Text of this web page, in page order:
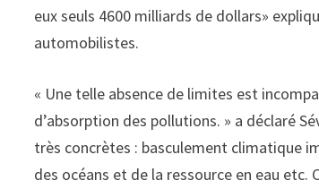
eux seuls 4600 milliards de dollars»
automobilistes.
« Une telle absence de limites est
d’absorption des pollutions. » a déclaré
très concrètes : basculement climatique
des océans et de la ressource en eau